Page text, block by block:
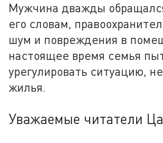
Мужчина дважды
его словам,
шум и повреждения в
настоящее время семья
урегулировать ситуацию,
жилья.
Уважаемые читатели